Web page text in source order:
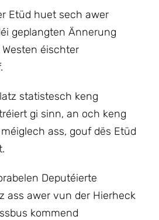
Etüd huet sech awer
geplangten Ännerung
éischter
statistesch keng
gi sinn, an och keng
ass, gouf dës Etüd
Deputéierte
ass awer vun der Hierheck
kommend